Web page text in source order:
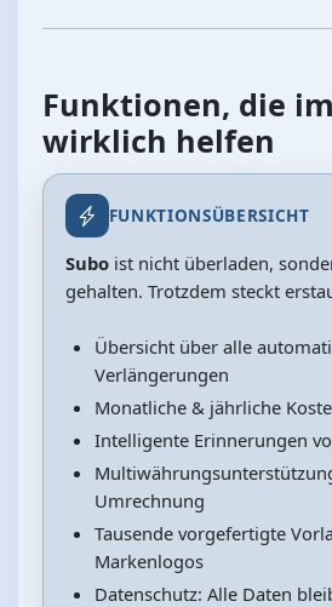
Funktionen, die
wirklich helfen
FUNKTIONSÜBERSICHT
Suboist nicht überladen,
gehalten. Trotzdem steckt
Übersicht über alle
Verlängerungen
Monatliche & jährliche
Intelligente Erinnerungen
Umrechnung
Tausende vorgefertigte
Markenlogos
Datenschutz: Alle Daten